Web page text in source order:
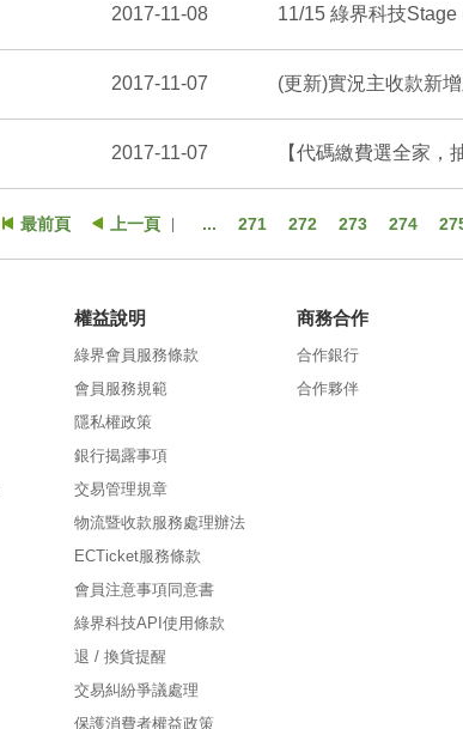
2017-11-08 11/15 綠界科技
2017-11-07 (更新)實況主收款新
2017-11-07 【代碼繳費選全家
最前頁 上一頁 ... 271 272 273 274
權益說明
綠界會員服務條款
會員服務規範
隱私權政策
銀行揭露事項
交易管理規章
物流暨收款服務處理辦法
ECTicket服務條款
會員注意事項同意書
綠界科技API使用條款
退 / 換貨提醒
交易糾紛爭議處理
保護消費者權益政策
商務合作
合作銀行
合作夥伴